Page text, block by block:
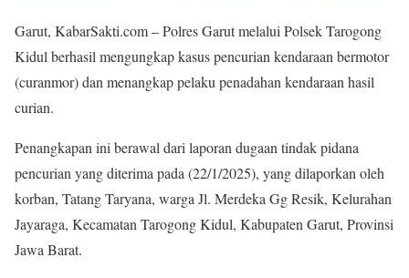
Garut, KabarSakti.com – Polres Garut melalui Polsek Tarogong
Kidul berhasil mengungkap kasus pencurian kendaraan bermotor
(curanmor) dan menangkap pelaku penadahan kendaraan hasil
curian.
Penangkapan ini berawal dari laporan dugaan tindak pidana
pencurian yang diterima pada (22/1/2025), yang dilaporkan oleh
korban, Tatang Taryana, warga Jl. Merdeka Gg Resik, Kelurahan
Jayaraga, Kecamatan Tarogong Kidul, Kabupaten Garut, Provinsi
Jawa Barat.